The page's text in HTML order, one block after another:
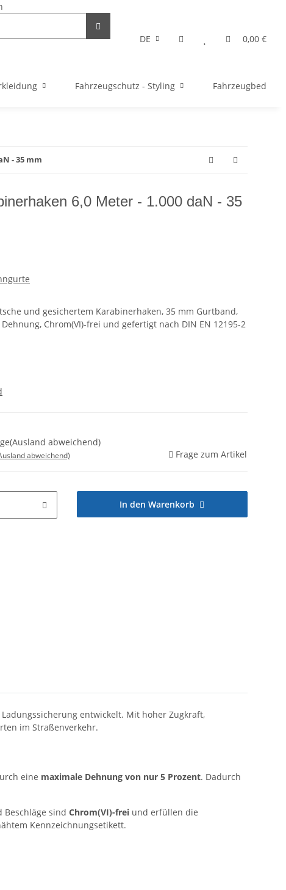
DE 0,00 €
Fahrzeugschutz - Styling Fahrzeugbedarf
- 35 mm
6,0 Meter - 1.000 daN - 35
und gesichertem Karabinerhaken, 35 mm Gurtband,
Chrom(VI)-frei und gefertigt nach DIN EN 12195-2
abweichend)
abweichend) Frage zum Artikel
In den Warenkorb
entwickelt. Mit hoher Zugkraft,
im Straßenverkehr.
eine maximale Dehnung von nur 5 Prozent. Dadurch
Beschläge sind Chrom(VI)-frei und erfüllen die
Kennzeichnungsetikett.